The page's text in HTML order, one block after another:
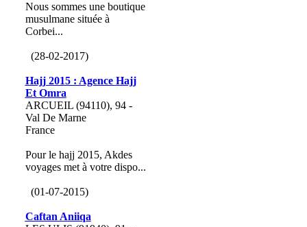
Nous sommes une boutique
musulmane située à
Corbei...
(28-02-2017)
Hajj 2015 : Agence Hajj
Et Omra
ARCUEIL (94110), 94 -
Val De Marne
France
Pour le hajj 2015, Akdes
voyages met à votre dispo...
(01-07-2015)
Caftan Aniiqa